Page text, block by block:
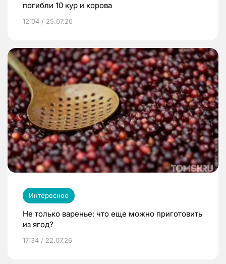
погибли 10 кур и корова
12:04 / 25.07.26
Интересное
Не только варенье: что еще можно приготовить
из ягод?
17:34 / 22.07.26